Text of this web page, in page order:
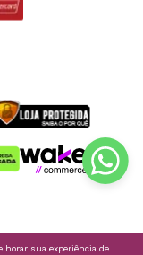
sua experiência de